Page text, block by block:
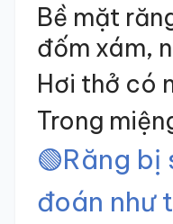
Bề mặt
đốm xám,
Hơi thở có
Trong
🟢Răng bị
đoán như